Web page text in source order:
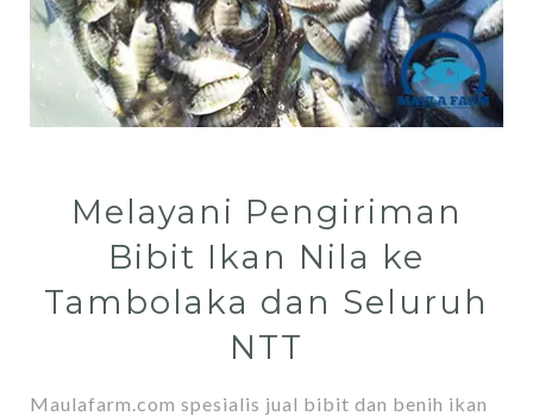
Melayani Pengiriman
Bibit Ikan Nila ke
Tambolaka dan Seluruh
NTT
Maulafarm.com spesialis jual bibit dan benih ikan